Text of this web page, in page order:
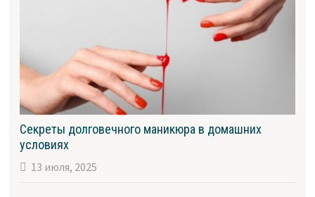
Секреты долговечного маникюра в домашних
условиях
13 июля, 2025